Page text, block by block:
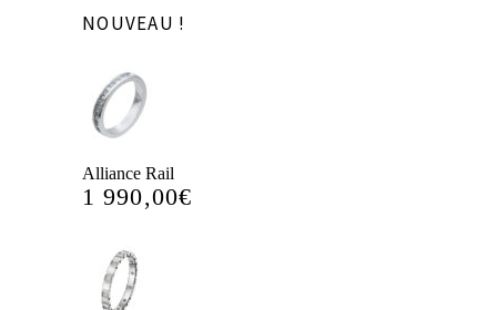
NOUVEAU !
Alliance Rail
1 990,00€